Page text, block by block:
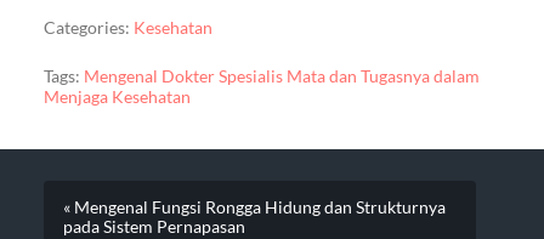
Categories: Kesehatan
Tags: Mengenal Dokter Spesialis Mata dan Tugasnya dalam
Menjaga Kesehatan
« Mengenal Fungsi Rongga Hidung dan Strukturnya
pada Sistem Pernapasan